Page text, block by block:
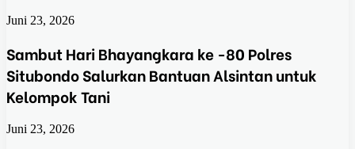
Juni 23, 2026
Sambut Hari Bhayangkara ke -80 Polres
Situbondo Salurkan Bantuan Alsintan untuk
Kelompok Tani
Juni 23, 2026